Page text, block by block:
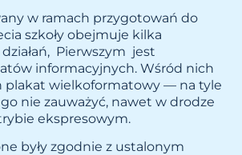
w ramach przygotowań do
szkoły obejmuje kilka
Pierwszym jest
informacyjnych. Wśród nich
plakat wielkoformatowy — na tyle
nie zauważyć, nawet w drodze
ekspresowym.
były zgodnie z ustalonym